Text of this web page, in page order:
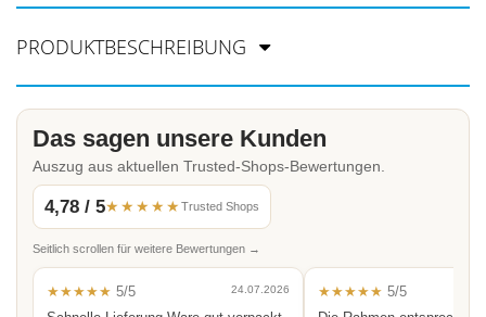
PRODUKTBESCHREIBUNG
Das sagen unsere Kunden
Auszug aus aktuellen Trusted-Shops-Bewertungen.
4,78 / 5★★★★★ Trusted Shops
Seitlich scrollen für weitere Bewertungen →
★★★★★ 5/5 24.07.2026 ★★★★★ 5/5